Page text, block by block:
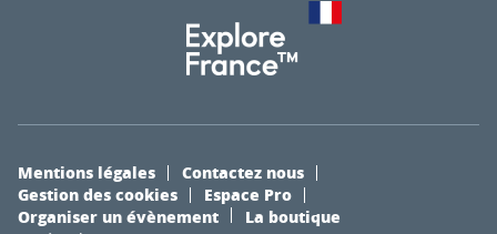
Mentions légales
Contactez nous
Gestion des cookies
Espace Pro
Organiser un évènement
La boutique